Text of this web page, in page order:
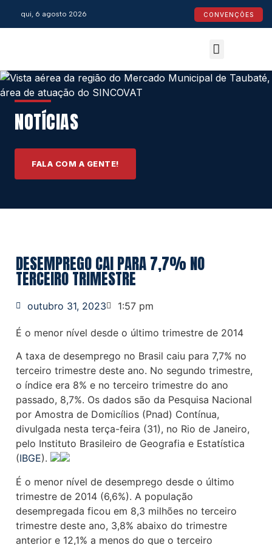
qui, 6 agosto 2026 CONVENÇÕES
NOTÍCIAS
FALA COM A GENTE!
DESEMPREGO CAI PARA 7,7% NO
TERCEIRO TRIMESTRE
outubro 31, 2023 1:57 pm
É o menor nível desde o último trimestre de 2014
A taxa de desemprego no Brasil caiu para 7,7% no
terceiro trimestre deste ano. No segundo trimestre,
o índice era 8% e no terceiro trimestre do ano
passado, 8,7%. Os dados são da Pesquisa Nacional
por Amostra de Domicílios (Pnad) Contínua,
divulgada nesta terça-feira (31), no Rio de Janeiro,
pelo Instituto Brasileiro de Geografia e Estatística
(IBGE).
É o menor nível de desemprego desde o último
trimestre de 2014 (6,6%). A população
desempregada ficou em 8,3 milhões no terceiro
trimestre deste ano, 3,8% abaixo do trimestre
anterior e 12,1% a menos do que o terceiro